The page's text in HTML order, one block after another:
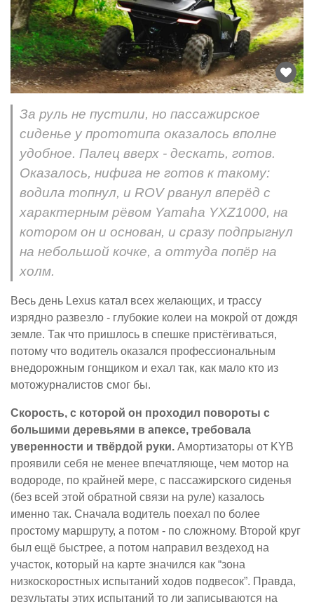
За руль не пустили, но пассажирское
сиденье у прототипа оказалось вполне
удобное. Палец вверх - дескать, готов.
Оказалось, нифига не готов к такому:
водила топнул, и ROV рванул вперёд с
характерным рёвом Yamaha YXZ1000, на
котором он и основан, и сразу подпрыгнул
на небольшой кочке, а оттуда попёр на
холм.
Весь день Lexus катал всех желающих, и трассу
изрядно развезло - глубокие колеи на мокрой от дождя
земле. Так что пришлось в спешке пристёгиваться,
потому что водитель оказался профессиональным
внедорожным гонщиком и ехал так, как мало кто из
мотожурналистов смог бы.
Скорость, с которой он проходил повороты с
большими деревьями в апексе, требовала
уверенности и твёрдой руки. Амортизаторы от KYB
проявили себя не менее впечатляюще, чем мотор на
водороде, по крайней мере, с пассажирского сиденья
(без всей этой обратной связи на руле) казалось
именно так. Сначала водитель поехал по более
простому маршруту, а потом - по сложному. Второй круг
был ещё быстрее, а потом направил вездеход на
участок, который на карте значился как “зона
низкоскоростных испытаний ходов подвесок”. Правда,
результаты этих испытаний то ли записываются на